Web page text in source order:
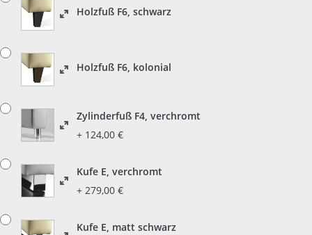
Holzfuß F6, schwarz
Holzfuß F6, kolonial
Zylinderfuß F4, verchromt
+ 124,00 €
Kufe E, verchromt
+ 279,00 €
Kufe E, matt schwarz